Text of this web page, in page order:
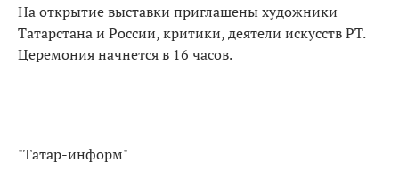
На открытие выставки приглашены художники
Татарстана и России, критики, деятели искусств РТ.
Церемония начнется в 16 часов.
"Татар-информ"